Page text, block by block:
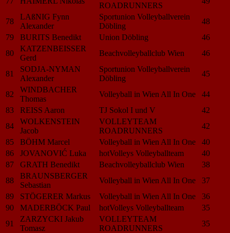
ROADRUNNERS
78
LAßNIG Fynn
Alexander
Sportunion Volleyballverein
Döbling
48
79
BURITS Benedikt Union Döbling
46
80
KATZENBEISSER
Gerd
Beachvolleyballclub Wien 46
81
SODJA-NYMAN
Alexander
Sportunion Volleyballverein
Döbling
45
82
WINDBACHER
Thomas
Volleyball in Wien All In One
44
83
REISS Aaron TJ Sokol I und V
42
84
WOLKENSTEIN
Jacob
VOLLEYTEAM
ROADRUNNERS
42
85
BÖHM Marcel Volleyball in Wien All In One
40
86
JOVANOVIĆ Luka hotVolleys Volleyballteam
40
87
GRATH Benedikt Beachvolleyballclub Wien
38
88
BRAUNSBERGER
Sebastian
Volleyball in Wien All In One
37
89
STÖGERER Markus Volleyball in Wien All In One
36
90
MADERBÖCK Paul hotVolleys Volleyballteam
35
91
ZARZYCKI Jakub
Tomasz
VOLLEYTEAM
ROADRUNNERS
35